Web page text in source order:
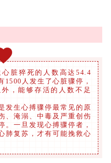
脏猝死的人数高达54.4
1500人发生了心脏骤停，
，能够存活的人数不足
发生心搏骤停最常见的原
、淹溺、中毒及严重创伤
。一旦发现心搏骤停者，
肺复苏，才有可能挽救心